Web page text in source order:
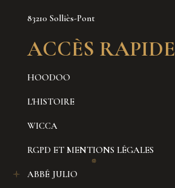
83210 Solliès-Pont
ACCÈS RAPIDE
HOODOO
L'HISTOIRE
WICCA
RGPD ET MENTIONS LÉGALES
ABBÉ JULIO